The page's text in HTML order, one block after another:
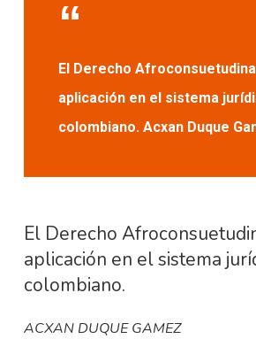
El Derecho
aplicación en el sistema
colombiano. Acxan Duque
El Derecho
aplicación en el sistema
colombiano.
ACXAN DUQUE GAMEZ